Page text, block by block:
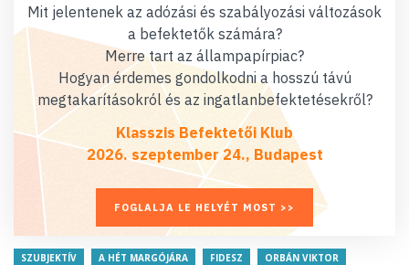
Mit jelentenek az adózási és szabályozási változások
a befektetők számára?
Merre tart az állampapírpiac?
Hogyan érdemes gondolkodni a hosszú távú
megtakarításokról és az ingatlanbefektetésekről?
Klasszis Befektetői Klub
2026. szeptember 24., Budapest
FOGLALJA LE HELYÉT MOST >>
SZUBJEKTÍV A HÉT MARGÓJÁRA FIDESZ ORBÁN VIKTOR